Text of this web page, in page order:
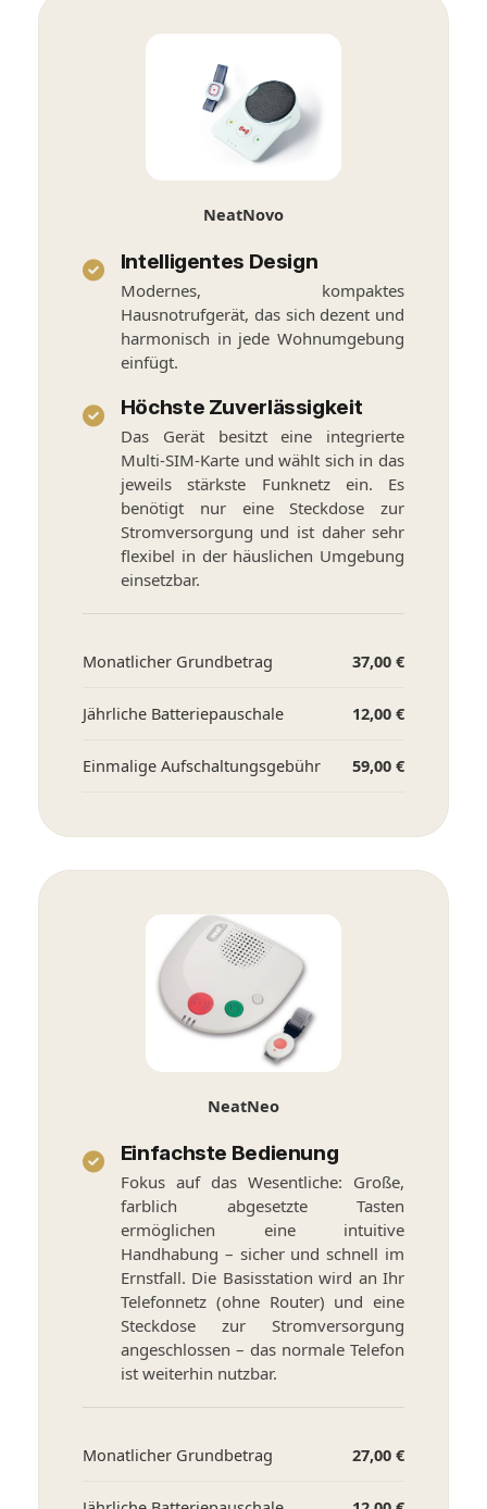
NeatNovo
Intelligentes Design
Modernes, kompaktes
Hausnotrufgerät, das sich dezent und
harmonisch in jede Wohnumgebung
einfügt.
Höchste Zuverlässigkeit
Das Gerät besitzt eine integrierte
Multi-SIM-Karte und wählt sich in das
jeweils stärkste Funknetz ein. Es
benötigt nur eine Steckdose zur
Stromversorgung und ist daher sehr
flexibel in der häuslichen Umgebung
einsetzbar.
Monatlicher Grundbetrag 37,00 €
Jährliche Batteriepauschale 12,00 €
Einmalige Aufschaltungsgebühr 59,00 €
NeatNeo
Einfachste Bedienung
Fokus auf das Wesentliche: Große,
farblich abgesetzte Tasten
ermöglichen eine intuitive
Handhabung – sicher und schnell im
Ernstfall. Die Basisstation wird an Ihr
Telefonnetz (ohne Router) und eine
Steckdose zur Stromversorgung
angeschlossen – das normale Telefon
ist weiterhin nutzbar.
Monatlicher Grundbetrag 27,00 €